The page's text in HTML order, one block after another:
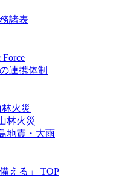
諸表
連携体制
火災
林火災
地震・大雨
える」 TOP